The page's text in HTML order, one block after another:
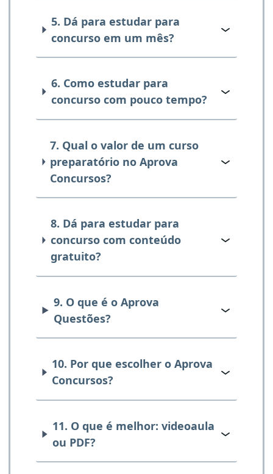
5. Dá para estudar para
concurso em um mês?
6. Como estudar para
concurso com pouco tempo?
7. Qual o valor de um curso
preparatório no Aprova
Concursos?
8. Dá para estudar para
concurso com conteúdo
gratuito?
9. O que é o Aprova
Questões?
10. Por que escolher o Aprova
Concursos?
11. O que é melhor: videoaula
ou PDF?